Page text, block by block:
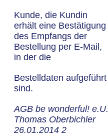
Kunde, die Kundin
erhält eine Bestätigung
des Empfangs der
Bestellung per E-Mail,
in der die
Bestelldaten aufgeführt
sind.
AGB be wonderful! e.U.
Thomas Oberbichler
26.01.2014 2